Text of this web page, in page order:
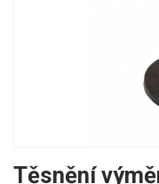
Těsnění